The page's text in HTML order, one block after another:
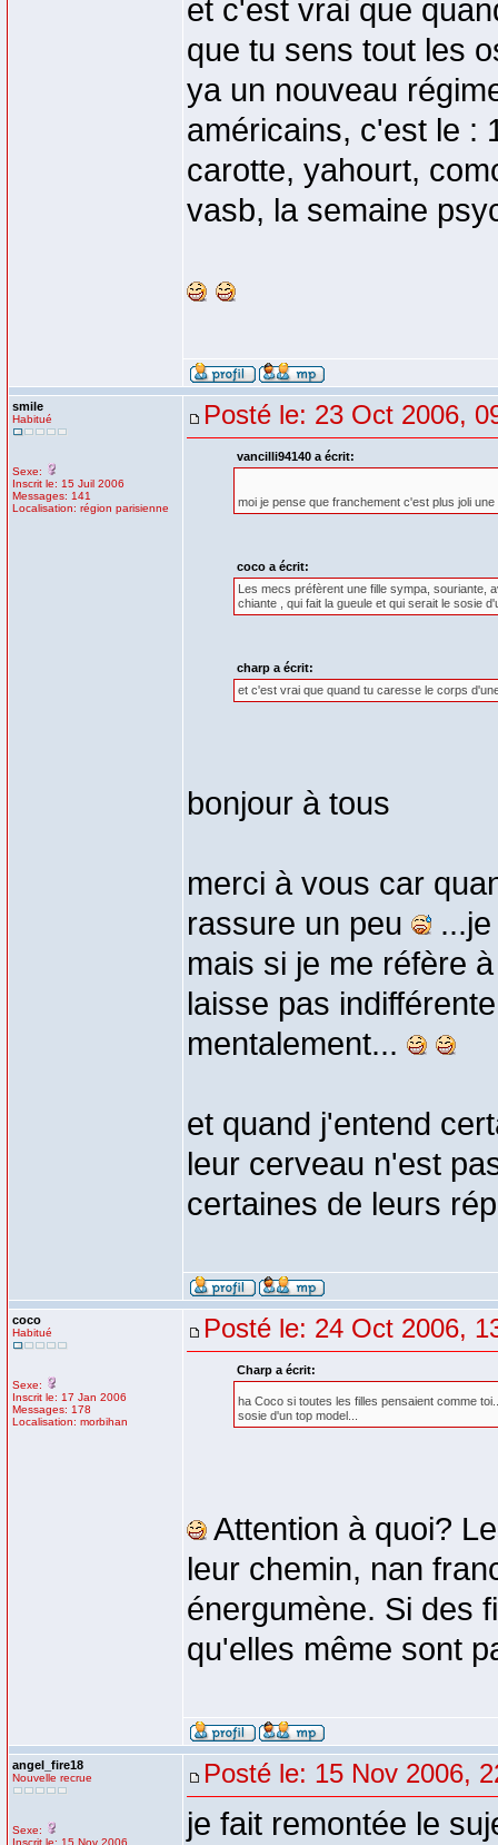
et c'est vrai que
que tu sens tout les
ya un nouveau
américains, c'est le :
carotte, yahourt,
vasb, la semaine
smile
Habitué
Sexe:
Inscrit le: 15 Juil 2006
Messages: 141
Localisation: région parisienne
Posté le: 23 Oct 2006,
vancilli94140 a écrit:
moi je pense que franchement c'est plus joli
coco a écrit:
Les mecs préfèrent une fille sympa, souriante,
chiante , qui fait la gueule et qui serait le sosie
charp a écrit:
et c'est vrai que quand tu caresse le corps
bonjour à tous
merci à vous car
rassure un peu
mais si je me réfère
laisse pas
mentalement...
et quand j'entend
leur cerveau n'est
certaines de leurs
coco
Habitué
Sexe:
Inscrit le: 17 Jan 2006
Messages: 178
Localisation: morbihan
Posté le: 24 Oct 2006,
Charp a écrit:
ha Coco si toutes les filles pensaient comme
sosie d'un top model...
Attention à quoi?
leur chemin, nan
énergumène. Si des
qu'elles même sont
angel_fire18
Nouvelle recrue
Sexe:
Inscrit le: 15 Nov 2006
Posté le: 15 Nov 2006,
je fait remontée le